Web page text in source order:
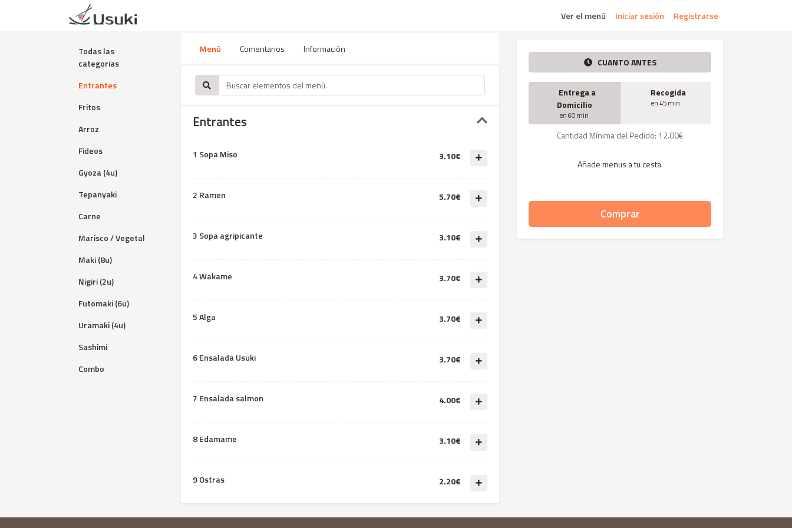
Ver el menú Iniciar sesión Registrarse
Todas las
categorias
Entrantes
Fritos
Arroz
Fideos
Gyoza (4u)
Tepanyaki
Carne
Marisco / Vegetal
Maki (8u)
Nigiri (2u)
Futomaki (6u)
Uramaki (4u)
Sashimi
Combo
Menú Comentarios Información
Entrantes
1 Sopa Miso 3.10€
2 Ramen 5.70€
3 Sopa agripicante 3.10€
4 Wakame 3.70€
5 Alga 3.70€
6 Ensalada Usuki 3.70€
7 Ensalada salmon 4.00€
8 Edamame 3.10€
9 Ostras 2.20€
CUANTO ANTES
Entrega a
Domicilio
en 60 min
Recogida
en 45 min
Cantidad Mínima del Pedido: 12.00€
Añade menus a tu cesta.
Comprar